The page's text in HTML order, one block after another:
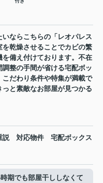
ならこちらの「レオパレス
乾燥させることでカビの繁
備え付けております。不在
整の手間が省ける宅配ボッ
だわり条件や特集が満載で
と素敵なお部屋が見つかる
説 対応物件 宅配ボックス
期でも部屋干ししなくて